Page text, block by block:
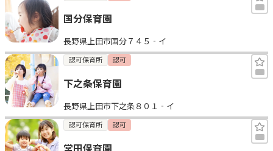
国分保育園
長野県上田市国分７４５‐イ
認可保育所 認可
下之条保育園
長野県上田市下之条８０１‐イ
認可保育所 認可
常田保育園